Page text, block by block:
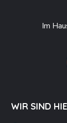
Im
WIR SIND